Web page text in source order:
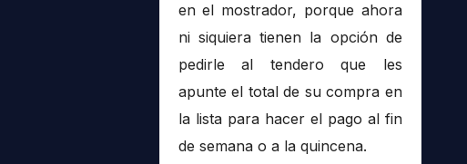
en el mostrador, porque ahora
ni siquiera tienen la opción de
pedirle al tendero que les
apunte el total de su compra en
la lista para hacer el pago al fin
de semana o a la quincena.